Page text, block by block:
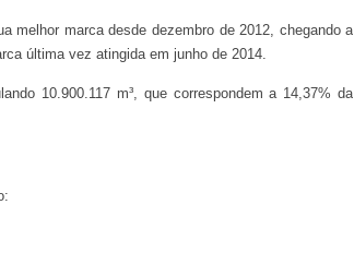
melhor marca desde dezembro de 2012, chegando a
última vez atingida em junho de 2014.
10.900.117 m³, que correspondem a 14,37% da